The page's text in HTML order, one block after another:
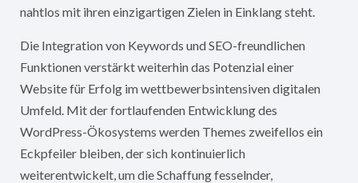
nahtlos mit ihren einzigartigen Zielen in Einklang steht.
Die Integration von Keywords und SEO-freundlichen
Funktionen verstärkt weiterhin das Potenzial einer
Website für Erfolg im wettbewerbsintensiven digitalen
Umfeld. Mit der fortlaufenden Entwicklung des
WordPress-Ökosystems werden Themes zweifellos ein
Eckpfeiler bleiben, der sich kontinuierlich
weiterentwickelt, um die Schaffung fesselnder,